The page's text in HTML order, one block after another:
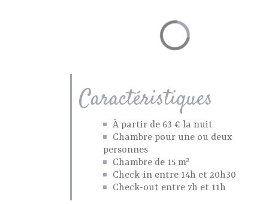
Caractéristiques
À partir de 63 € la nuit
Chambre pour une ou deux
personnes
Chambre de 15 m²
Check-in entre 14h et 20h30
Check-out entre 7h et 11h